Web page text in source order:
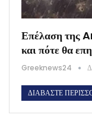
Επέλαση της
και πότε θα
Greeknews24
ΔΙΑΒΆΣΤΕ